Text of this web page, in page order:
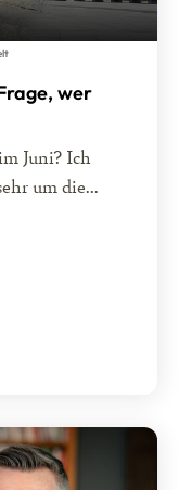
wer
Juni? Ich
um die...